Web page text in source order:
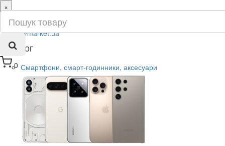
0
×
ru
ua
Каталог
Смартфони, смарт-годинники, аксесуари